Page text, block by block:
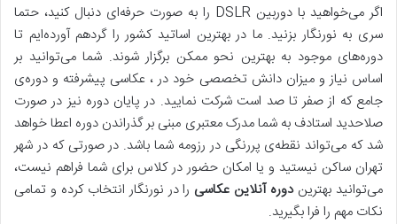
اگر می‌خواهید با دوربین DSLR را به صورت حرفه‌ای دنبال کنید، حتما
سری به نورنگار بزنید. ما در بهترین اساتید کشور را گردهم آورده‌ایم تا
دوره‌های موجود به بهترین نحو ممکن برگزار شوند. شما می‌توانید بر
اساس نیاز و میزان دانش تخصصی خود در ، عکاسی پیشرفته و دوره‌ی
جامع که از صفر تا صد است شرکت نمایید. در پایان دوره نیز در صورت
صلاحدید استادف به شما مدرک معتبری مبنی بر گذراندن دوره اعطا خواهد
شد که می‌تواند نقطه‌ی پررنگی در رزومه شما باشد. در صورتی که در شهر
تهران ساکن نیستید و یا امکان حضور در کلاس برای شما فراهم نیست،
می‌توانید بهتریندوره آنلاین عکاسی را در نورنگار انتخاب کرده و تمامی
نکات مهم را فرا بگیرید.